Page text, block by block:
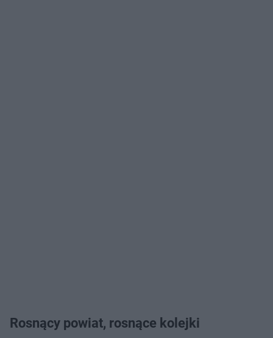
Rosnący powiat, rosnące kolejki